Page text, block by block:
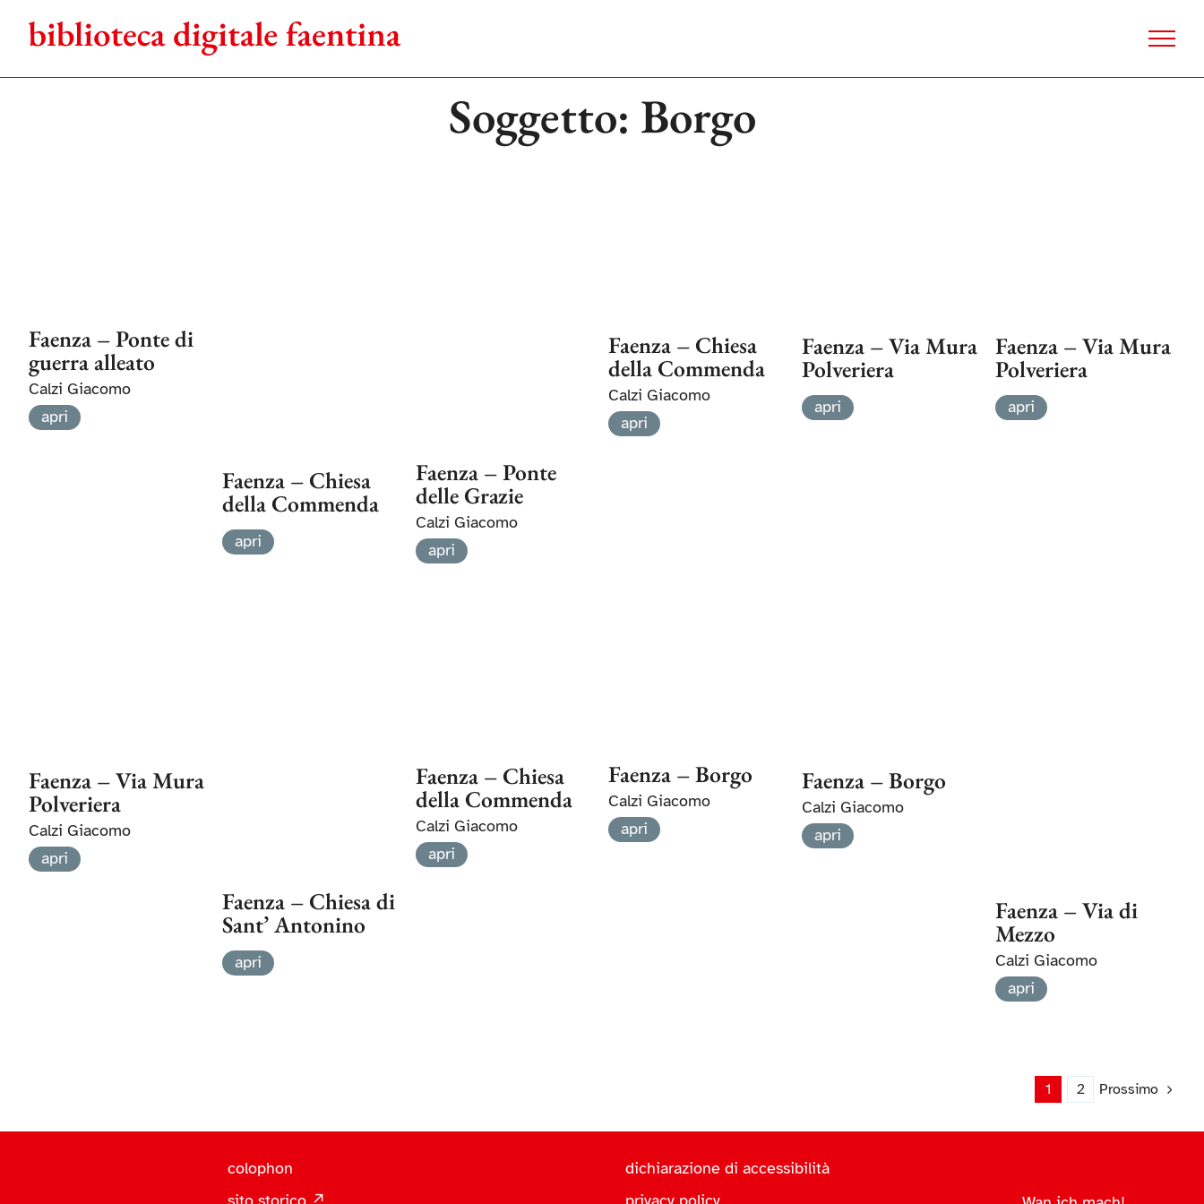
contenuto
Soggetto: Borgo
Faenza – Ponte di
guerra alleato
Calzi Giacomo
apri
Faenza – Chiesa
della Commenda
apri
Faenza – Ponte
delle Grazie
Calzi Giacomo
apri
Faenza – Chiesa
della Commenda
Calzi Giacomo
apri
Faenza – Via Mura
Polveriera
apri
Faenza – Via Mura
Polveriera
apri
Faenza – Via Mura
Polveriera
Calzi Giacomo
apri
Faenza – Chiesa di
Sant’ Antonino
apri
Faenza – Chiesa
della Commenda
Calzi Giacomo
apri
Faenza – Borgo
Calzi Giacomo
apri
Faenza – Borgo
Calzi Giacomo
apri
Faenza – Via di
Mezzo
Calzi Giacomo
apri
1 2 Prossimo
colophon
dichiarazione di accessibilità